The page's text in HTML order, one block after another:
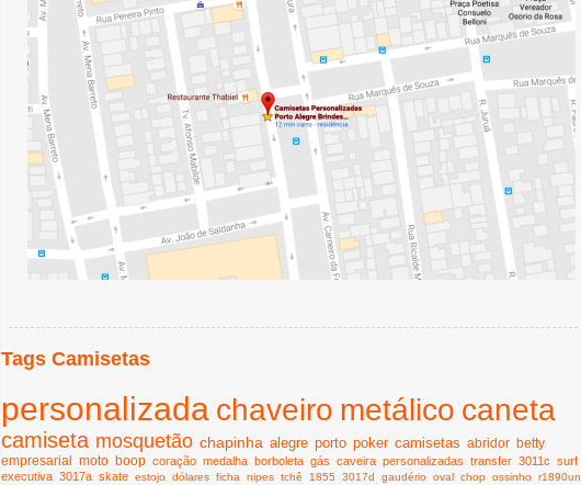
Tags Camisetas
personalizada chaveiro metálico caneta
camiseta mosquetão chapinha alegre porto poker camisetas abridor betty
empresarial
moto boop coração medalha borboleta gás caveira personalizadas transfer 3011c surf
executiva 3017a skate estojo dólares ficha nipes tchê 1855 3017d gaudério oval chop ossinho r1890un